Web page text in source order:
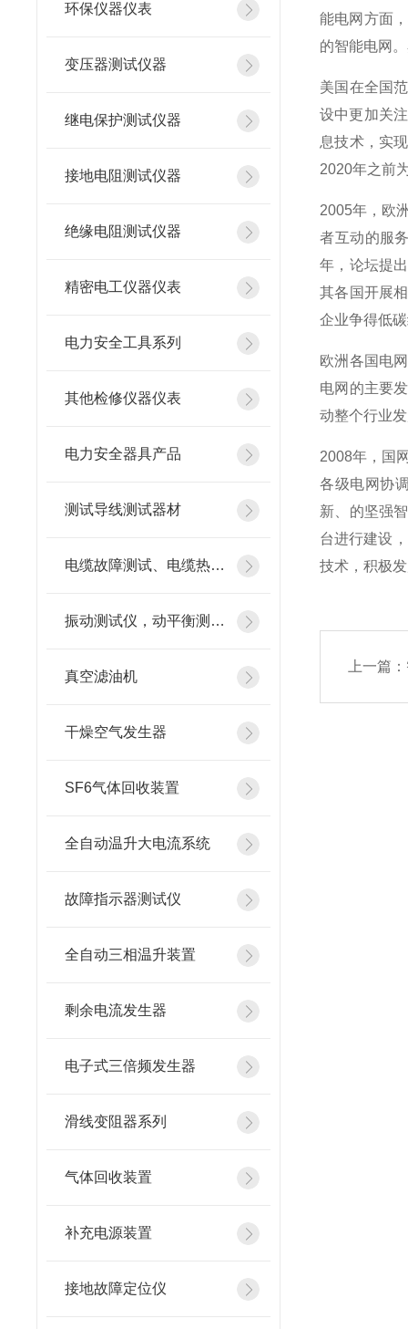
环保仪器仪表
变压器测试仪器
继电保护测试仪器
接地电阻测试仪器
绝缘电阻测试仪器
精密电工仪器仪表
电力安全工具系列
其他检修仪器仪表
电力安全器具产品
测试导线测试器材
电缆故障测试、电缆热补机
振动测试仪，动平衡测试仪
真空滤油机
干燥空气发生器
SF6气体回收装置
全自动温升大电流系统
故障指示器测试仪
全自动三相温升装置
剩余电流发生器
电子式三倍频发生器
滑线变阻器系列
气体回收装置
补充电源装置
接地故障定位仪
能电网方面
的智能电网
美国在全国
设中更加关
息技术，实
2020年之前
2005年，欧
者互动的服
年，论坛提
其各国开展
企业争得低
欧洲各国电
电网的主要
动整个行业
2008年，国
各级电网协
新、的坚强
台进行建设
技术，积极
上一篇：